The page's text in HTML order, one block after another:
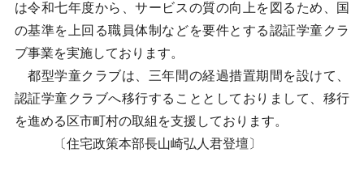
は令和七年度から、サービスの質の向上を図るため、国
の基準を上回る職員体制などを要件とする認証学童クラ
ブ事業を実施しております。
都型学童クラブは、三年間の経過措置期間を設けて、
認証学童クラブへ移行することとしておりまして、移行
を進める区市町村の取組を支援しております。
〔住宅政策本部長山崎弘人君登壇〕